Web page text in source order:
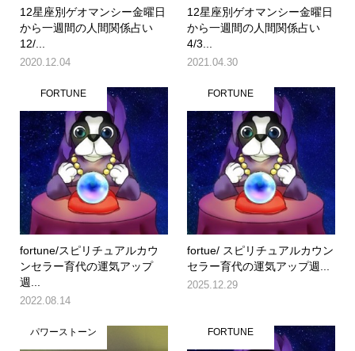
12星座別ゲオマンシー金曜日
から一週間の人間関係占い
12/...
2020.12.04
12星座別ゲオマンシー金曜日
から一週間の人間関係占い
4/3...
2021.04.30
FORTUNE
fortune/スピリチュアルカウ
ンセラー育代の運気アップ
週...
2022.08.14
FORTUNE
fortue/ スピリチュアルカウン
セラー育代の運気アップ週...
2025.12.29
パワーストーン FORTUNE